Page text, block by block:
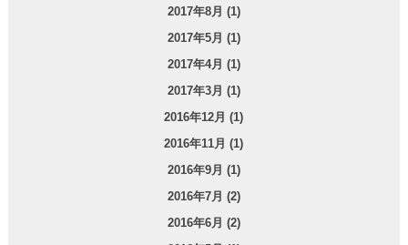
2017年8月 (1)
2017年5月 (1)
2017年4月 (1)
2017年3月 (1)
2016年12月 (1)
2016年11月 (1)
2016年9月 (1)
2016年7月 (2)
2016年6月 (2)